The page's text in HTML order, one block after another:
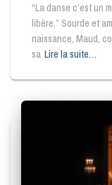
“La danse c’est un
libère.” Sourde et
naissance, Maud,
sa Lire la suite…